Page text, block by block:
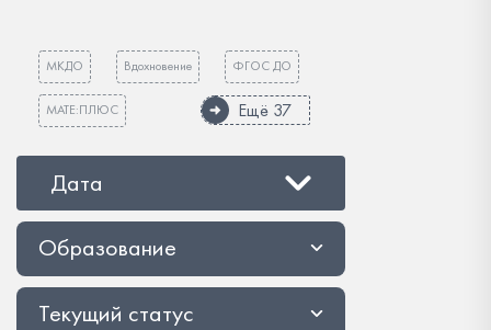
МКДО Вдохновение ФГОС ДО
МАТЕ:ПЛЮС Ещё 37
Дата
Образование
Текущий статус